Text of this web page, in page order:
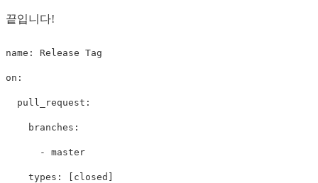
끝입니다!
name : Release Tag
on :
pull_request :
branches :
- master
types : [ closed ]